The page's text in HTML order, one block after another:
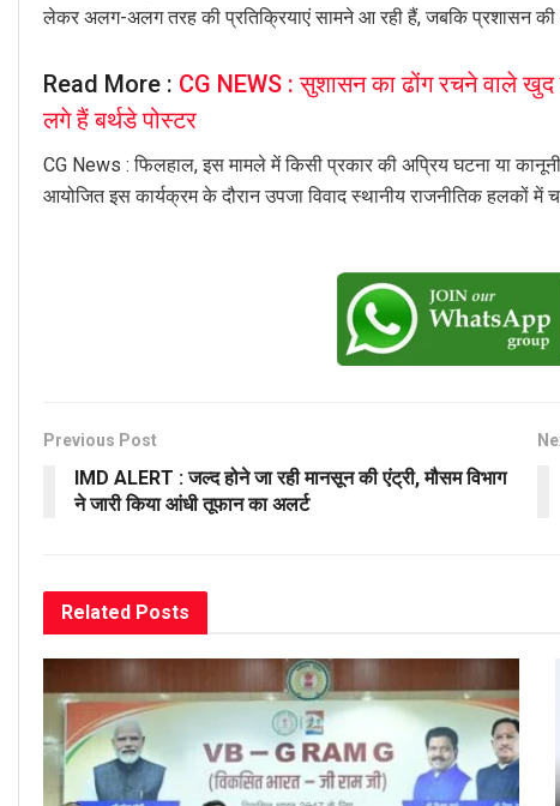
लेकर अलग-अलग तरह की प्रतिक्रियाएं सामने आ रही हैं, जबकि प्रशासन की
Read More : CG NEWS : सुशासन का ढोंग रचने वाले खुद
लगे हैं बर्थडे पोस्टर
CG News : फिलहाल, इस मामले में किसी प्रकार की अप्रिय घटना या
आयोजित इस कार्यक्रम के दौरान उपजा विवाद स्थानीय राजनीतिक हलकों में
Previous Post
IMD ALERT : जल्द होने जा रही मानसून की एंट्री, मौसम विभाग
ने जारी किया आंधी तूफान का अलर्ट
Related Posts